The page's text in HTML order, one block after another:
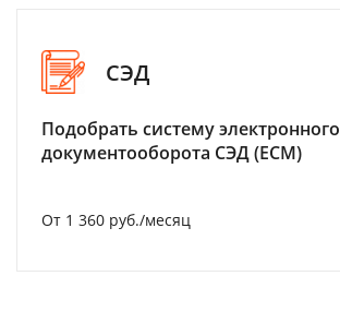
СЭД
Подобрать систему электронного
документооборота СЭД (ECM)
От 1 360 руб./месяц